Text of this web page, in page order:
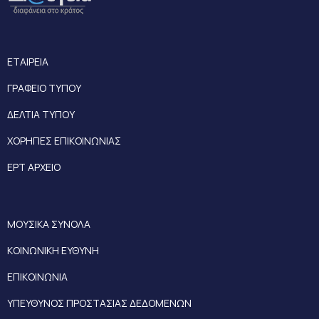
ΕΤΑΙΡΕΙΑ
ΓΡΑΦΕΙΟ ΤΥΠΟΥ
ΔΕΛΤΙΑ ΤΥΠΟΥ
ΧΟΡΗΓΙΕΣ ΕΠΙΚΟΙΝΩΝΙΑΣ
ΕΡΤ ΑΡΧΕΙΟ
ΜΟΥΣΙΚΑ ΣΥΝΟΛΑ
ΚΟΙΝΩΝΙΚΗ ΕΥΘΥΝΗ
ΕΠΙΚΟΙΝΩΝΙΑ
ΥΠΕΥΘΥΝΟΣ ΠΡΟΣΤΑΣΙΑΣ ΔΕΔΟΜΕΝΩΝ